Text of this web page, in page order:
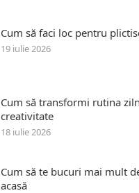
Cum să faci loc pentru
19 iulie 2026
Cum să transformi rutina
creativitate
18 iulie 2026
Cum să te bucuri mai mult
acasă